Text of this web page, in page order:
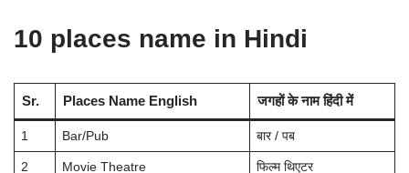
10 places name in Hindi
Sr. Places Name English जगहों के नाम हिंदी में
1 Bar/Pub बार / पब
2 Movie Theatre फिल्म थिएटर